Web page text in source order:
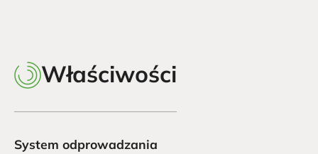
Właściwości
System odprowadzania